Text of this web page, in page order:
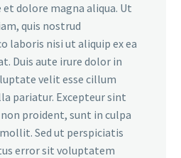
dolore magna aliqua. Ut
quis nostrud
laboris nisi ut aliquip ex ea
Duis aute irure dolor in
velit esse cillum
pariatur. Excepteur sint
proident, sunt in culpa
Sed ut perspiciatis
error sit voluptatem